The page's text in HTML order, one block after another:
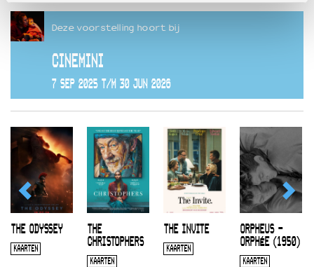
Deze voorstelling hoort bij
CINEMINI
7 SEP 2025 T/M 30 JUN 2026
THE ODYSSEY
KAARTEN
THE
CHRISTOPHERS
KAARTEN
THE INVITE
KAARTEN
ORPHEUS –
ORPHÉE (1950)
KAARTEN